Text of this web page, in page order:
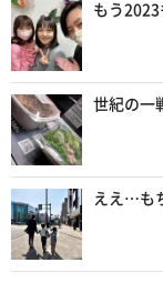
もう2023
世紀の一
ええ…も